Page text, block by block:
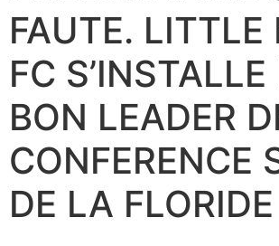
FAUTE. LITTLE
FC S’INSTALLE
BON LEADER
CONFERENCE
DE LA FLORIDE